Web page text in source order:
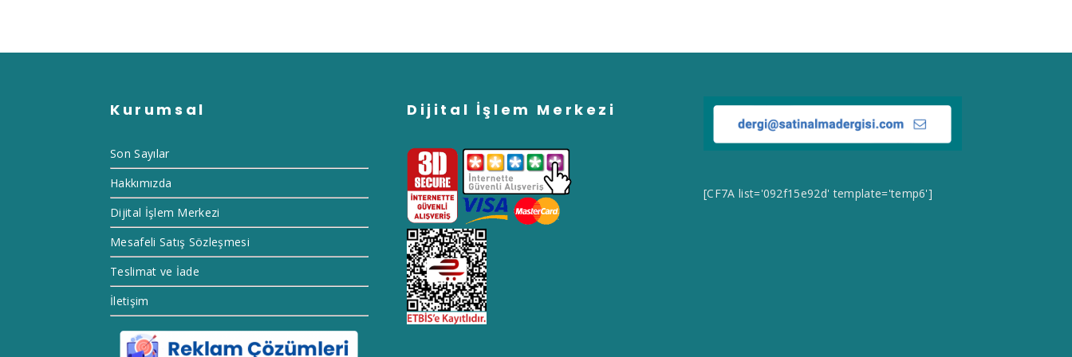
Kurumsal
Son Sayılar
Hakkımızda
Dijital İşlem Merkezi
Mesafeli Satış Sözleşmesi
Teslimat ve İade
İletişim
Dijital İşlem Merkezi
[CF7A list='092f15e92d' template='temp6']